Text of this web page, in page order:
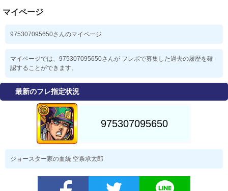
マイページ
975307095650さんのマイページ
マイページでは、975307095650さんが フレボで募集した過去の履歴を確
認することができます。
最新のフレ指定状況
ジョースター家の血統 空条承太郎